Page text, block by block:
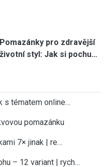
Pomazánky pro zdravější
životní styl: Jak si pochu…
s tématem online…
pomazánku
7× jinak | re…
– 12 variant | rych…